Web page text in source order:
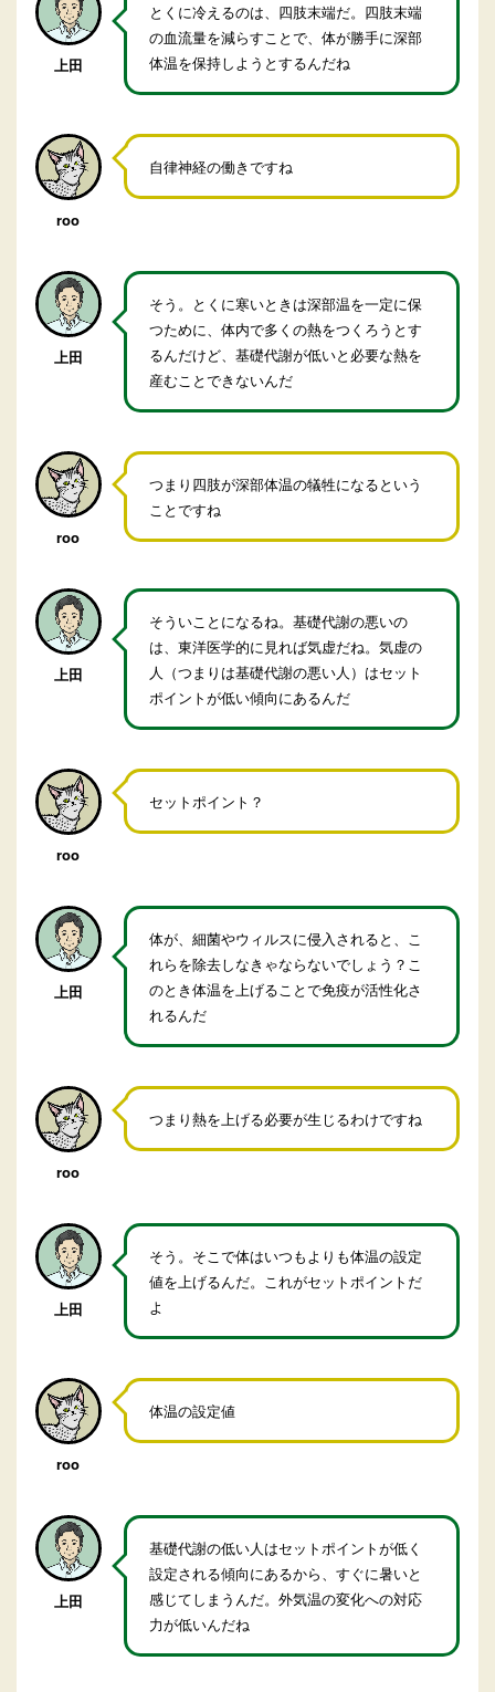
上田
とくに冷えるのは、四肢末端だ。四肢末端
の血流量を減らすことで、体が勝手に深部
体温を保持しようとするんだね
roo
自律神経の働きですね
上田
そう。とくに寒いときは深部温を一定に保
つために、体内で多くの熱をつくろうとす
るんだけど、基礎代謝が低いと必要な熱を
産むことできないんだ
roo
つまり四肢が深部体温の犠牲になるという
ことですね
上田
そういことになるね。基礎代謝の悪いの
は、東洋医学的に見れば気虚だね。気虚の
人（つまりは基礎代謝の悪い人）はセット
ポイントが低い傾向にあるんだ
roo
セットポイント？
上田
体が、細菌やウィルスに侵入されると、こ
れらを除去しなきゃならないでしょう？こ
のとき体温を上げることで免疫が活性化さ
れるんだ
roo
つまり熱を上げる必要が生じるわけですね
上田
そう。そこで体はいつもよりも体温の設定
値を上げるんだ。これがセットポイントだ
よ
roo
体温の設定値
上田
基礎代謝の低い人はセットポイントが低く
設定される傾向にあるから、すぐに暑いと
感じてしまうんだ。外気温の変化への対応
力が低いんだね